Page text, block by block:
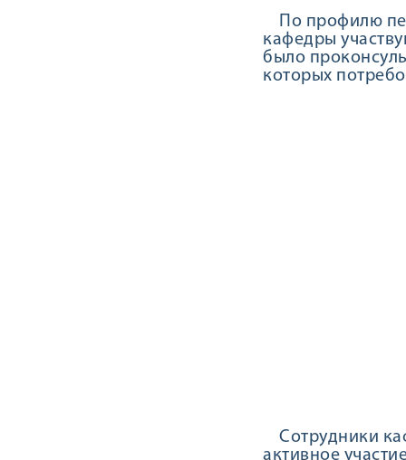
По профилю
кафедры
было
которых
Сотрудники
активное